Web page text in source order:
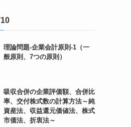
理論問題-企業会計原則-1（一
般原則、7つの原則）
吸収合併の企業評価額、合併比
率、交付株式数の計算方法～純
資産法、収益還元価値法、株式
市価法、折衷法～